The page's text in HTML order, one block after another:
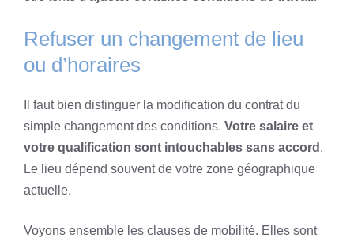
Refuser un changement de lieu
ou d’horaires
Il faut bien distinguer la modification du contrat du
simple changement des conditions. Votre salaire et
votre qualification sont intouchables sans accord .
Le lieu dépend souvent de votre zone géographique
actuelle.
Voyons ensemble les clauses de mobilité. Elles sont